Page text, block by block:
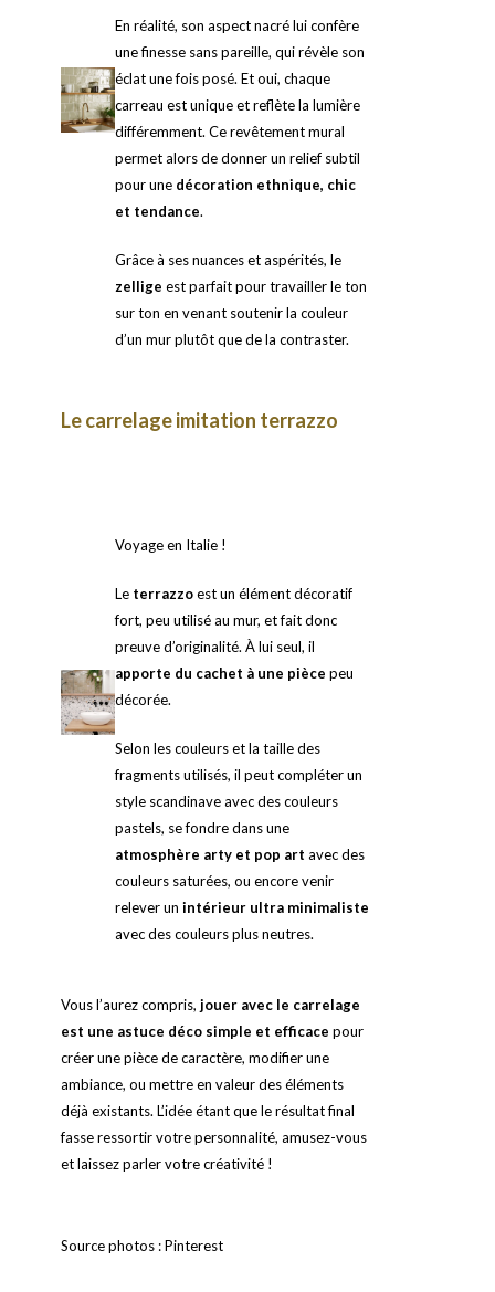
En réalité, son aspect nacré lui confère
une finesse sans pareille, qui révèle son
éclat une fois posé. Et oui, chaque
carreau est unique et reflète la lumière
différemment. Ce revêtement mural
permet alors de donner un relief subtil
pour une décoration ethnique, chic
et tendance.
Grâce à ses nuances et aspérités, le
zelligeest parfait pour travailler le ton
sur ton en venant soutenir la couleur
d’un mur plutôt que de la contraster.
Le carrelage imitation terrazzo
Voyage en Italie !
Le terrazzoest un élément décoratif
fort, peu utilisé au mur, et fait donc
preuve d’originalité. À lui seul, il
apporte du cachet à une pièce peu
décorée.
Selon les couleurs et la taille des
fragments utilisés, il peut compléter un
style scandinave avec des couleurs
pastels, se fondre dans une
atmosphère arty et pop art avec des
couleurs saturées, ou encore venir
relever unintérieur ultra minimaliste
avec des couleurs plus neutres.
Vous l’aurez compris, jouer avec le carrelage
est une astuce déco simple et efficace pour
créer une pièce de caractère, modifier une
ambiance, ou mettre en valeur des éléments
déjà existants. L’idée étant que le résultat final
fasse ressortir votre personnalité, amusez-vous
et laissez parler votre créativité !
Source photos : Pinterest